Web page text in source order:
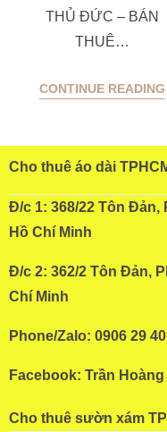
THỦ ĐỨC – BÁN
THUÊ…
CONTINUE READING
Cho thuê áo dài
Đ/c 1: 368/22 Tôn Đản,
Hồ Chí Minh
Đ/c 2: 362/2 Tôn Đản,
Chí Minh
Phone/Zalo: 0906 29
Facebook: Trần
Cho thuê sườn xám